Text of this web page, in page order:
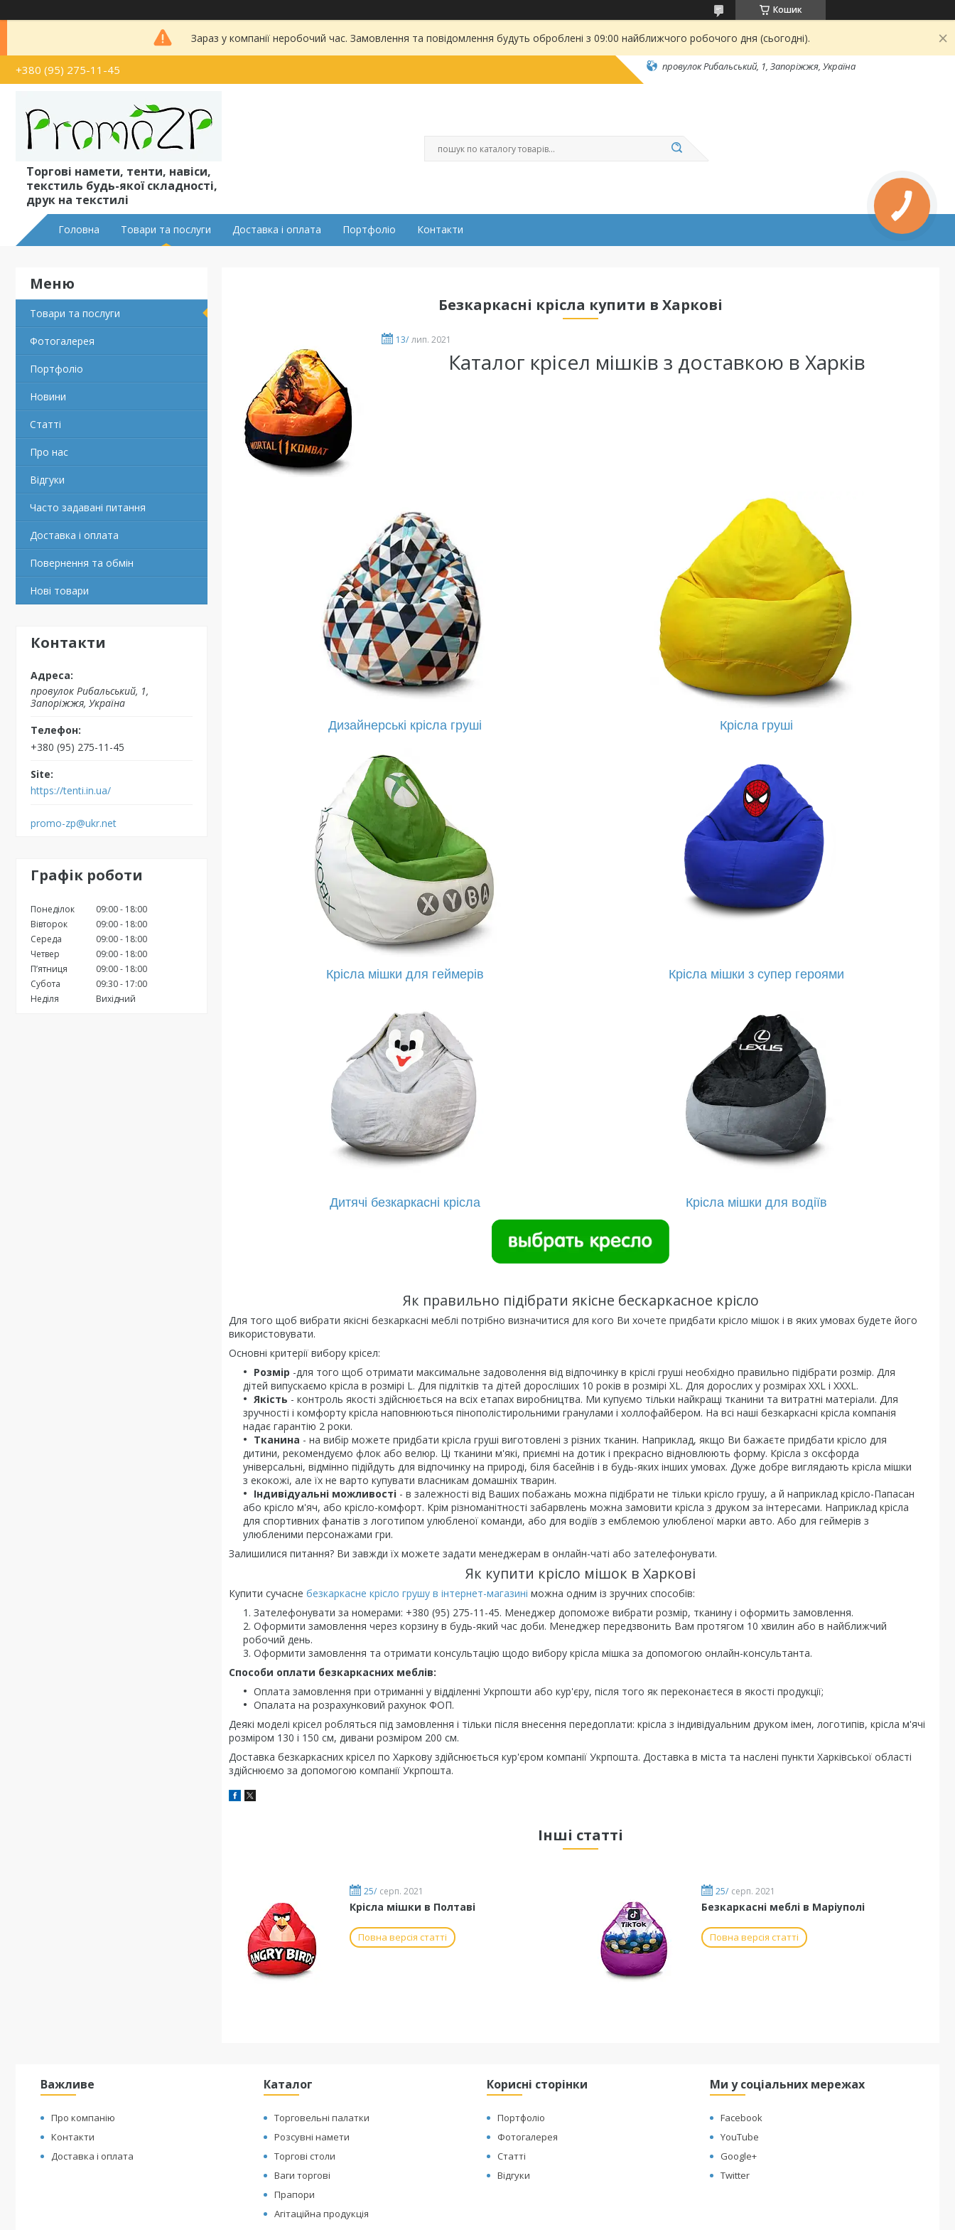
Кошик
Зараз у компанії неробочий час. Замовлення та повідомлення будуть оброблені з 09:00 найближчого робочого дня (сьогодні).
+380 (95) 275-11-45 провулок Рибальський, 1, Запоріжжя, Україна
Торгові намети, тенти, навіси,
текстиль будь-якої складності,
друк на текстилі
Головна Товари та послуги Доставка і оплата Портфоліо Контакти
Товари та послуги
Фотогалерея
Портфоліо
Новини
Статті
Про нас
Відгуки
Часто задавані питання
Доставка і оплата
Повернення та обмін
Нові товари
Контакти
провулок Рибальський, 1,
Запоріжжя, Україна
+380 (95) 275-11-45
https://tenti.in.ua/
promo-zp@ukr.net
Графік роботи
Понеділок 09:00
18:00
Вівторок
09:00
18:00
Середа
09:00
18:00
Четвер
09:00
18:00
Пʼятниця
09:00
18:00
Субота
09:30
17:00
Неділя
Вихідний
Безкаркасні крісла купити в Харкові
13/ лип. 2021
Каталог крісел мішків з доставкою в Харків
Дизайнерські крісла груші Крісла груші
Крісла мішки для геймерів Крісла мішки з супер героями
Дитячі безкаркасні крісла Крісла мішки для водіїв
Як правильно підібрати якісне бескаркасное крісло
Для того щоб вибрати якісні безкаркасні меблі потрібно визначитися для кого Ви хочете придбати крісло мішок і в яких умовах будете його
використовувати.
Основні критерії вибору крісел:
Розмір -для того щоб отримати максимальне задоволення від відпочинку в кріслі груші необхідно правильно підібрати розмір. Для
дітей випускаємо крісла в розмірі L. Для підлітків та дітей доросліших 10 років в розмірі XL. Для дорослих у розмірах XXL і XXXL.
Якість - контроль якості здійснюється на всіх етапах виробництва. Ми купуємо тільки найкращі тканини та витратні матеріали. Для
зручності і комфорту крісла наповнюються пінополістирольними гранулами і холлофайбером. На всі наші безкаркасні крісла компанія
надає гарантію 2 роки.
Тканина - на вибір можете придбати крісла груші виготовлені з різних тканин. Наприклад, якщо Ви бажаєте придбати крісло для
дитини, рекомендуємо флок або велюр. Ці тканини м'які, приємні на дотик і прекрасно відновлюють форму. Крісла з оксфорда
універсальні, відмінно підійдуть для відпочинку на природі, біля басейнів і в будь-яких інших умовах. Дуже добре виглядають крісла мішки
з екокожі, але їх не варто купувати власникам домашніх тварин.
Індивідуальні можливості - в залежності від Ваших побажань можна підібрати не тільки крісло грушу, а й наприклад крісло-Папасан
або крісло м'яч, або крісло-комфорт. Крім різноманітності забарвлень можна замовити крісла з друком за інтересами. Наприклад крісла
для спортивних фанатів з логотипом улюбленої команди, або для водіїв з емблемою улюбленої марки авто. Або для геймерів з
улюбленими персонажами гри.
Залишилися питання? Ви завжди їх можете задати менеджерам в онлайн-чаті або зателефонувати.
Як купити крісло мішок в Харкові
Купити сучасне безкаркасне крісло грушу в інтернет-магазині можна одним із зручних способів:
Зателефонувати за номерами: +380 (95) 275-11-45. Менеджер допоможе вибрати розмір, тканину і оформить замовлення.
Оформити замовлення через корзину в будь-який час доби. Менеджер передзвонить Вам протягом 10 хвилин або в найближчий
робочий день.
Оформити замовлення та отримати консультацію щодо вибору крісла мішка за допомогою онлайн-консультанта.
Способи оплати безкаркасних меблів:
Оплата замовлення при отриманні у відділенні Укрпошти або кур'єру, після того як переконаєтеся в якості продукції;
Опалата на розрахунковий рахунок ФОП.
Деякі моделі крісел робляться під замовлення і тільки після внесення передоплати: крісла з індивідуальним друком імен, логотипів, крісла м'ячі
розміром 130 і 150 см, дивани розміром 200 см.
Доставка безкаркасних крісел по Харкову здійснюється кур'єром компанії Укрпошта. Доставка в міста та наслені пункти Харківської області
здійснюємо за допомогою компанії Укрпошта.
Інші статті
25/ серп. 2021
Крісла мішки в Полтаві
Повна версія статті
25/ серп. 2021
Безкаркасні меблі в Маріуполі
Повна версія статті
Важливе
Про компанію
Контакти
Доставка і оплата
Каталог
Торговельні палатки
Розсувні намети
Торгові столи
Ваги торгові
Прапори
Агітаційна продукція
Корисні сторінки
Портфоліо
Фотогалерея
Статті
Відгуки
Ми у соціальних мережах
Facebook
YouTube
Google+
Twitter